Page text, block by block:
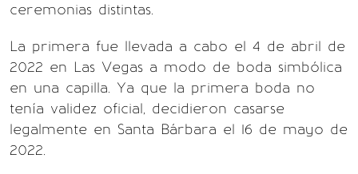
ceremonias distintas.
La primera fue llevada a cabo el 4 de abril de
2022 en Las Vegas a modo de boda simbólica
en una capilla. Ya que la primera boda no
tenía validez oficial, decidieron casarse
legalmente en Santa Bárbara el 16 de mayo de
2022.